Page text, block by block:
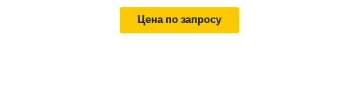
Цена по запросу